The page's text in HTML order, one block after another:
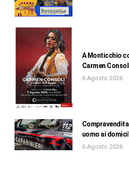
A Monticchio
Carmen
6 Agosto 2026
uomo ai
6 Agosto 2026